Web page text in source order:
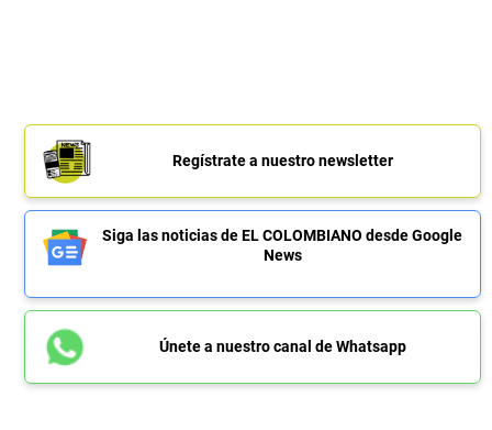
Regístrate a nuestro newsletter
Siga las noticias de EL COLOMBIANO desde Google
News
Únete a nuestro canal de Whatsapp